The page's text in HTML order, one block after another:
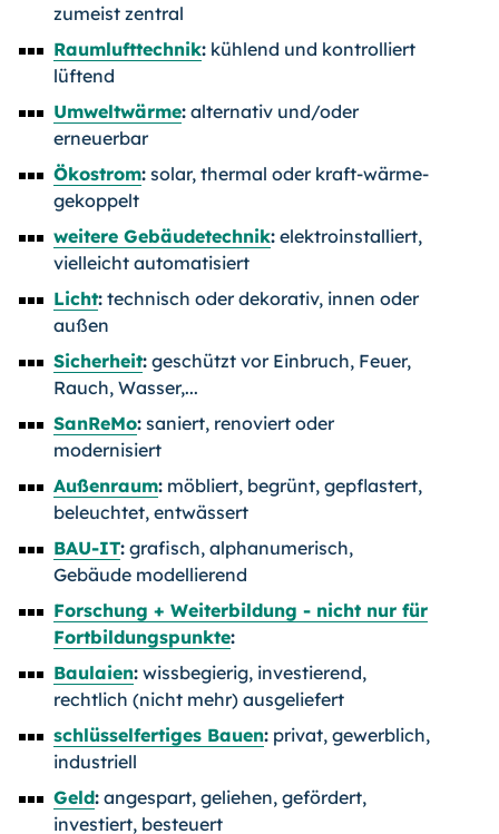
zumeist zentral
Raumlufttechnik: kühlend und kontrolliert
lüftend
Umweltwärme: alternativ und/oder
erneuerbar
Ökostrom: solar, thermal oder kraft-wärme-
gekoppelt
weitere Gebäudetechnik: elektroinstalliert,
vielleicht automatisiert
Licht: technisch oder dekorativ, innen oder
außen
Sicherheit: geschützt vor Einbruch, Feuer,
Rauch, Wasser,...
SanReMo: saniert, renoviert oder
modernisiert
Außenraum: möbliert, begrünt, gepflastert,
beleuchtet, entwässert
BAU-IT: grafisch, alphanumerisch,
Gebäude modellierend
Forschung + Weiterbildung - nicht nur für
Fortbildungspunkte:
Baulaien: wissbegierig, investierend,
rechtlich (nicht mehr) ausgeliefert
schlüsselfertiges Bauen: privat, gewerblich,
industriell
Geld: angespart, geliehen, gefördert,
investiert, besteuert